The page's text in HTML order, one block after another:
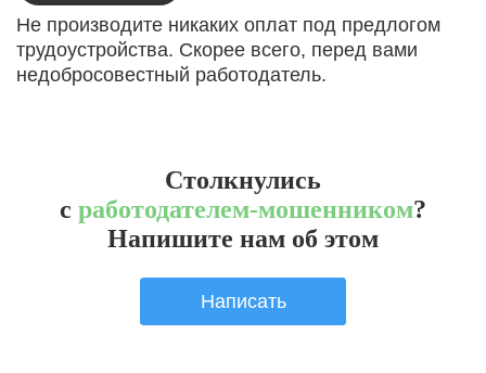
Не производите никаких оплат под предлогом
трудоустройства. Скорее всего, перед вами
недобросовестный работодатель.
Столкнулись
с работодателем-мошенником?
Напишите нам об этом
Написать